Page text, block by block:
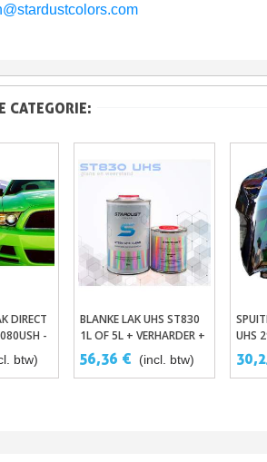
CATEGORIE:
DIRECT
-
btw)
In Winkelwagen
BLANKE LAK UHS ST830
1L OF 5L + VERHARDER +
VERDUNNER
56,36 € (incl. btw)
UHS